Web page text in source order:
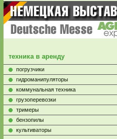
техника в аренду
погрузчики
гидроманипуляторы
коммунальная техника
грузоперевозки
тримеры
бензопилы
культиваторы